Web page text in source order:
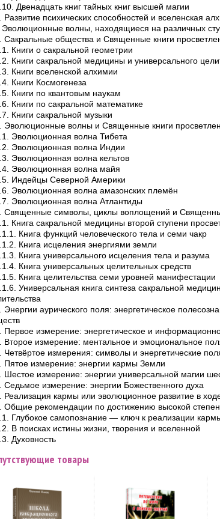
Двенадцать книг тайных книг высшей магии
Развитие психических способностей и вселенская
Эволюционные волны, находящиеся на различных
Сакральные общества и Священные книги
Книги о сакральной геометрии
Книги сакральной медицины и универсального
Книги вселенской алхимии
Книги Космогенеза
Книги по квантовым наукам
Книги по сакральной математике
Книги сакральной музыки
Эволюционные волны и Священные книги
Эволюционная волна Тибета
Эволюционная волна Индии
Эволюционная волна кельтов
Эволюционная волна майя
Индейцы Северной Америки
Эволюционная волна амазонских племён
Эволюционная волна Атлантиды
Священные символы, циклы воплощений и
Книга сакральной медицины второй ступени
Книга функций человеческого тела и семи чакр
Книга исцеления энергиями земли
Книга универсального исцеления тела и разума
Книга универсальных целительных средств
Книга целительства семи уровней манифестации
Универсальная книга синтеза сакральной
Энергии аурического поля: энергетическое
Первое измерение: энергетическое и
Второе измерение: ментальное и эмоциональное
Четвёртое измерения: символы и энергетические
Пятое измерение: энергии кармы Земли
Шестое измерение: энергии универсальной магии
Седьмое измерение: энергии Божественного духа
Реализация кармы или эволюционное развитие в
Общие рекомендации по достижению высокой
Глубокое самопознание — ключ к реализации
В поисках истины жизни, творения и вселенной
Духовность
товары